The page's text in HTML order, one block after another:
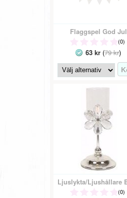
Flaggspel God Jul
(0)
63 kr (79 kr)
(0)